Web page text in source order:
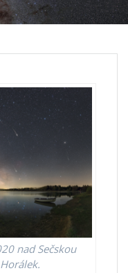
nad Sečskou